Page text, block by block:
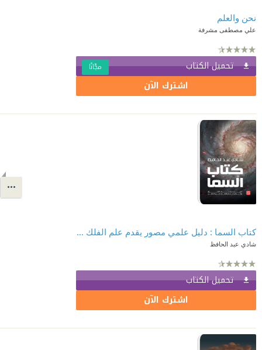
نحن والعلم
علي مصطفى مشرفة
تحميل الكتاب مجّانًا
اشترك الآن
كتاب السما : دليل علمي مصور يقدم علم الفلك من الصفر
شادي عبد الحافظ
تحميل الكتاب
اشترك الآن